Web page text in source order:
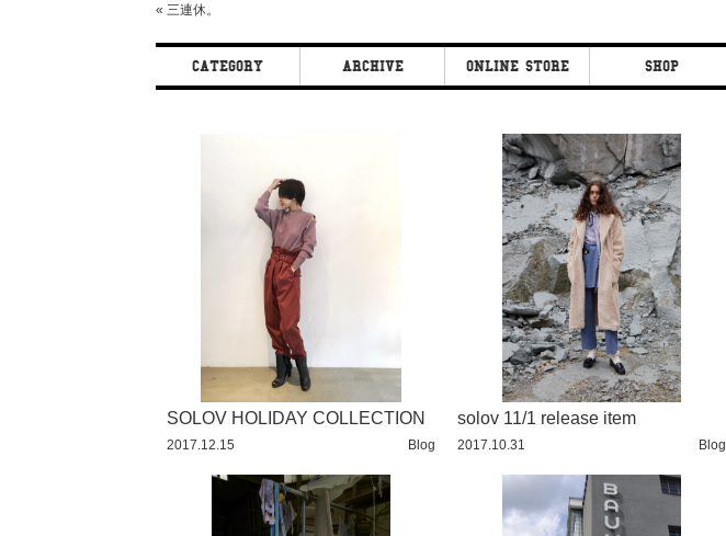
« 三連休。
CATEGORY
EXHIBITION
OUTFIT
SOLOV
ARCHIVE
2017 / 3
2017 / 2
2016 / 12
2016 / 11
ONLINE STORE SHOP
CLEOPATRA
FAN
CLEIPATRA FIG
CLEOPATRA EYE
SOLOV HOLIDAY COLLECTION
2017.12.15 Blog
solov 11/1 release item
2017.10.31 Blog